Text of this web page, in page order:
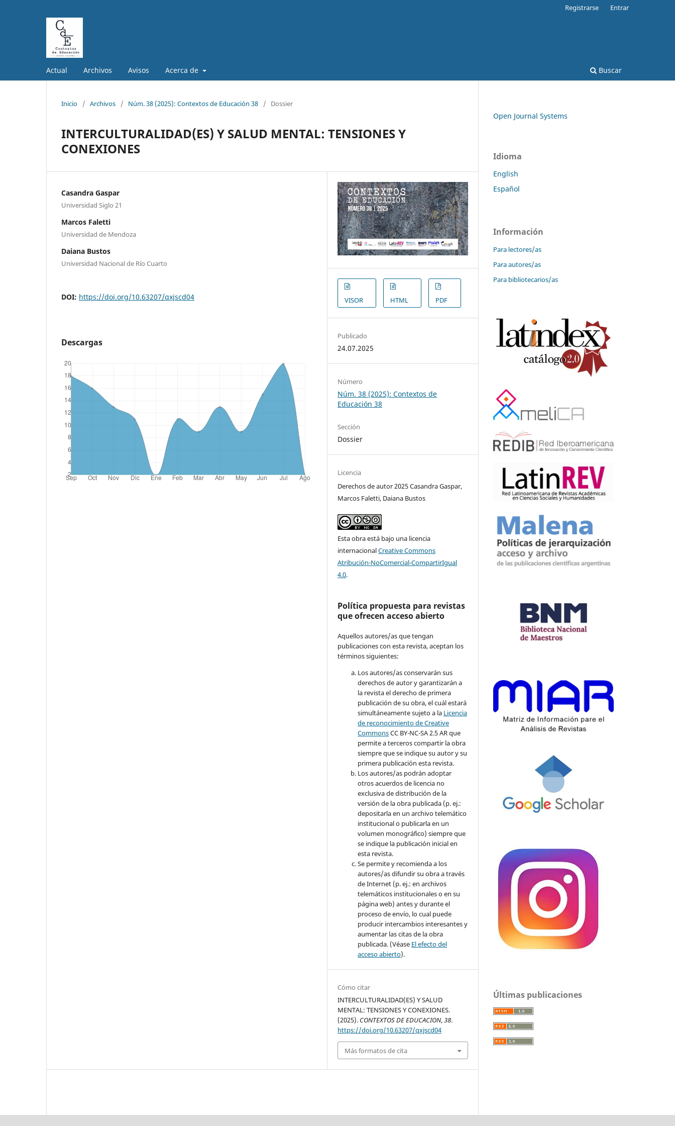
Actual Archivos Avisos Acerca de Buscar
Registrarse Entrar
Inicio / Archivos / Núm. 38 (2025): Contextos de Educación 38 / Dossier
INTERCULTURALIDAD(ES) Y SALUD MENTAL: TENSIONES Y
CONEXIONES
Casandra Gaspar
Universidad Siglo 21
Marcos Faletti
Universidad de Mendoza
Daiana Bustos
Universidad Nacional de Río Cuarto
DOI: https://doi.org/10.63207/qxjscd04
Descargas
VISOR HTML PDF
Publicado
24.07.2025
Número
Núm. 38 (2025): Contextos de
Educación 38
Sección
Dossier
Licencia
Derechos de autor 2025 Casandra Gaspar,
Marcos Faletti, Daiana Bustos
Esta obra está bajo una licencia
internacionalCreative Commons
Atribución-NoComercial-CompartirIgual
4.0.
Política propuesta para revistas
que ofrecen acceso abierto
Aquellos autores/as que tengan
publicaciones con esta revista, aceptan los
términos siguientes:
Los autores/as conservarán sus
derechos de autor y garantizarán a
la revista el derecho de primera
publicación de su obra, el cuál estará
simultáneamente sujeto a la Licencia
de reconocimiento de Creative
CommonsCC BY-NC-SA 2.5 AR que
permite a terceros compartir la obra
siempre que se indique su autor y su
primera publicación esta revista.
Los autores/as podrán adoptar
otros acuerdos de licencia no
exclusiva de distribución de la
versión de la obra publicada (p. ej.:
depositarla en un archivo telemático
institucional o publicarla en un
volumen monográfico) siempre que
se indique la publicación inicial en
esta revista.
Se permite y recomienda a los
autores/as difundir su obra a través
de Internet (p. ej.: en archivos
telemáticos institucionales o en su
página web) antes y durante el
proceso de envío, lo cual puede
producir intercambios interesantes y
aumentar las citas de la obra
publicada. (Véase El efecto del
acceso abierto).
Cómo citar
INTERCULTURALIDAD(ES) Y SALUD
MENTAL: TENSIONES Y CONEXIONES.
(2025). CONTEXTOS DE EDUCACION,38.
https://doi.org/10.63207/qxjscd04
Más formatos de cita
Open Journal Systems
Idioma
English
Español
Información
Para lectores/as
Para autores/as
Para bibliotecarios/as
Últimas publicaciones